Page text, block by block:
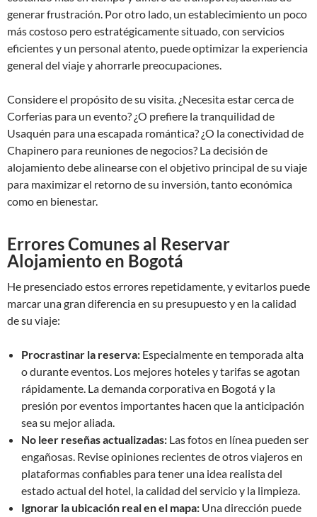
generar frustración. Por otro lado, un establecimiento un poco
más costoso pero estratégicamente situado, con servicios
eficientes y un personal atento, puede optimizar la experiencia
general del viaje y ahorrarle preocupaciones.
Considere el propósito de su visita. ¿Necesita estar cerca de
Corferias para un evento? ¿O prefiere la tranquilidad de
Usaquén para una escapada romántica? ¿O la conectividad de
Chapinero para reuniones de negocios? La decisión de
alojamiento debe alinearse con el objetivo principal de su viaje
para maximizar el retorno de su inversión, tanto económica
como en bienestar.
Errores Comunes al Reservar
Alojamiento en Bogotá
He presenciado estos errores repetidamente, y evitarlos puede
marcar una gran diferencia en su presupuesto y en la calidad
de su viaje:
Procrastinar la reserva: Especialmente en temporada alta
o durante eventos. Los mejores hoteles y tarifas se agotan
rápidamente. La demanda corporativa en Bogotá y la
presión por eventos importantes hacen que la anticipación
sea su mejor aliada.
No leer reseñas actualizadas: Las fotos en línea pueden ser
engañosas. Revise opiniones recientes de otros viajeros en
plataformas confiables para tener una idea realista del
estado actual del hotel, la calidad del servicio y la limpieza.
Ignorar la ubicación real en el mapa: Una dirección puede